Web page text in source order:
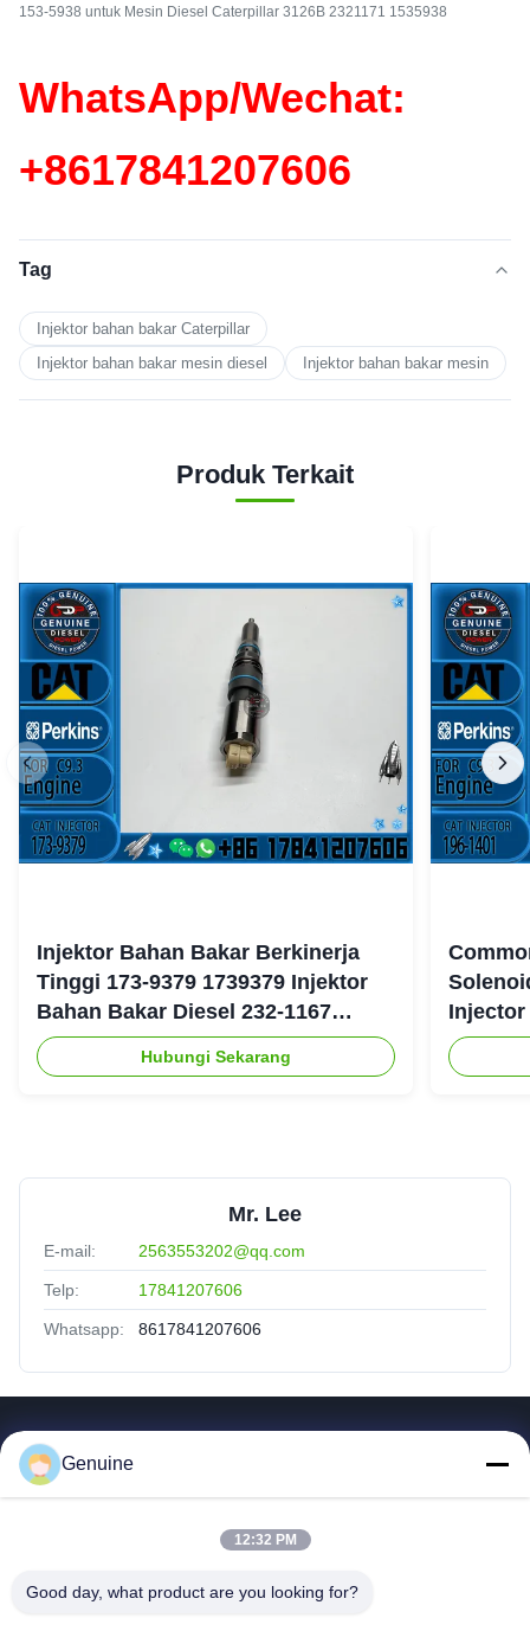
WhatsApp/Wechat:
+8617841207606
Tag
Injektor bahan bakar Caterpillar
Injektor bahan bakar mesin diesel
Injektor bahan bakar mesin
Produk Terkait
Injektor Bahan Bakar Berkinerja
Tinggi 173-9379 1739379 Injektor
Bahan Bakar Diesel 232-1167
2321167 untuk Mesin Caterpillar
3126
Hubungi Sekarang
Injector
177-
Mr. Lee
E-mail: 2563553202@qq.com
Telp: 17841207606
Whatsapp: 8617841207606
Tentang Kita
Kontrol Kualitas
Genuine
12:32 PM
Good day, what product are you looking for?